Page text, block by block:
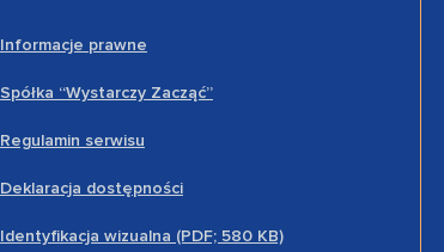
Informacje prawne
Spółka “Wystarczy Zacząć”
Regulamin serwisu
Deklaracja dostępności
Identyfikacja wizualna (PDF; 580 KB)